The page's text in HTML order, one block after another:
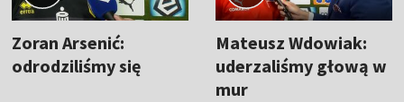
Zoran Arsenić:
odrodziliśmy się
Mateusz Wdowiak:
uderzaliśmy głową w
mur